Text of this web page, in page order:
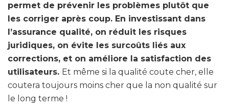
permet de prévenir les problèmes plutôt que
les corriger après coup. En investissant dans
l’assurance qualité, on réduit les risques
juridiques, on évite les surcoûts liés aux
corrections, et on améliore la satisfaction des
utilisateurs. Et même si la qualité coute cher, elle
coutera toujours moins cher que la non qualité sur
le long terme !